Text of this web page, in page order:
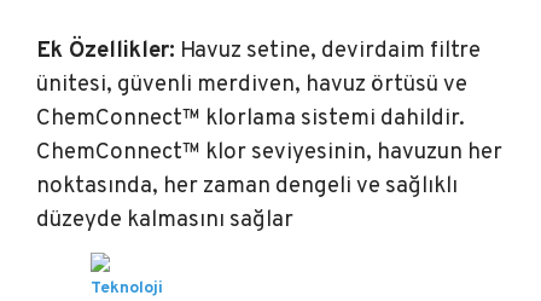
Ek Özellikler: Havuz setine, devirdaim filtre
ünitesi, güvenli merdiven, havuz örtüsü ve
ChemConnect™ klorlama sistemi dahildir.
ChemConnect™ klor seviyesinin, havuzun her
noktasında, her zaman dengeli ve sağlıklı
düzeyde kalmasını sağlar
Teknoloji